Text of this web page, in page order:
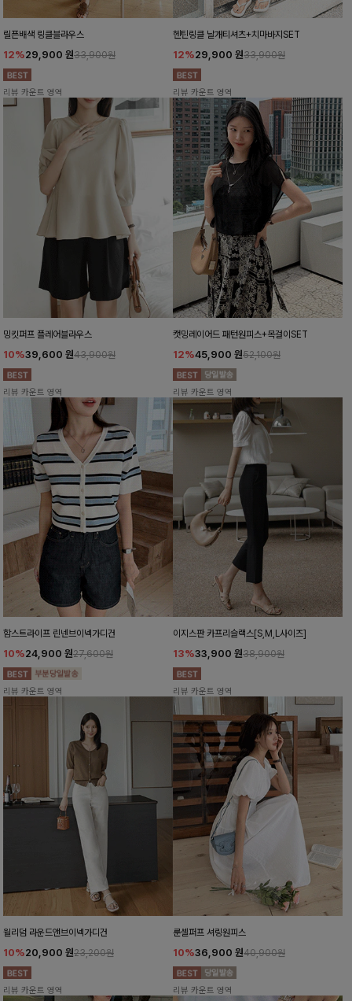
릴픈배색 링클블라우스
12%29,900 원33,900원
리뷰 카운트 영역
헨틴링클 날개티셔츠+치마바지SET
12%29,900 원33,900원
리뷰 카운트 영역
밍킷퍼프 플레어블라우스
10%39,600 원43,900원
리뷰 카운트 영역
캣밍레이어드 패턴원피스+목걸이SET
12%45,900 원52,100원
리뷰 카운트 영역
함스트라이프 린넨브이넥가디건
10%24,900 원27,600원
리뷰 카운트 영역
이지스판 카프리슬랙스[S,M,L사이즈]
13%33,900 원38,900원
리뷰 카운트 영역
윌리덤 라운드앤브이넥가디건
10%20,900 원23,200원
리뷰 카운트 영역
룬셀퍼프 셔링원피스
10%36,900 원40,900원
리뷰 카운트 영역